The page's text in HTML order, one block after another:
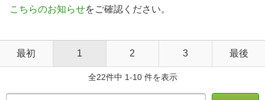
こちらのお知らせをご確認ください。
最初 1 2 3 最後
全22件中 1-10 件を表示